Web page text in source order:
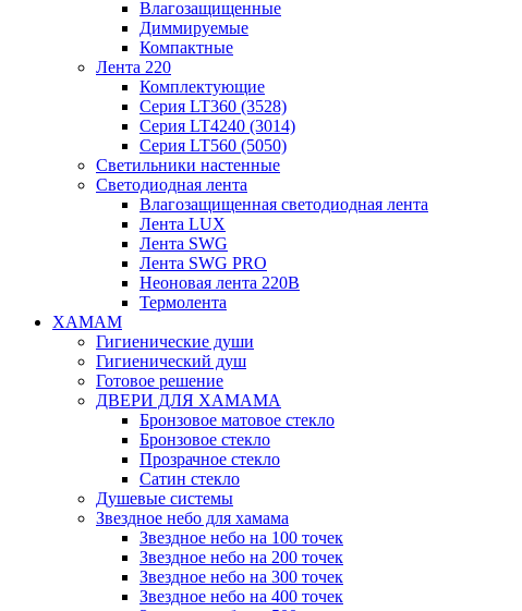
Влагозащищенные
Диммируемые
Компактные
Лента 220
Комплектующие
Серия LT360 (3528)
Серия LT4240 (3014)
Серия LT560 (5050)
Светильники настенные
Светодиодная лента
Влагозащищенная светодиодная лента
Лента LUX
Лента SWG
Лента SWG PRO
Неоновая лента 220В
Термолента
ХАМАМ
Гигиенические души
Гигиенический душ
Готовое решение
ДВЕРИ ДЛЯ ХАМАМА
Бронзовое матовое стекло
Бронзовое стекло
Прозрачное стекло
Сатин стекло
Душевые системы
Звездное небо для хамама
Звездное небо на 100 точек
Звездное небо на 200 точек
Звездное небо на 300 точек
Звездное небо на 400 точек